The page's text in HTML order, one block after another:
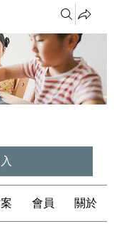
會員 關於